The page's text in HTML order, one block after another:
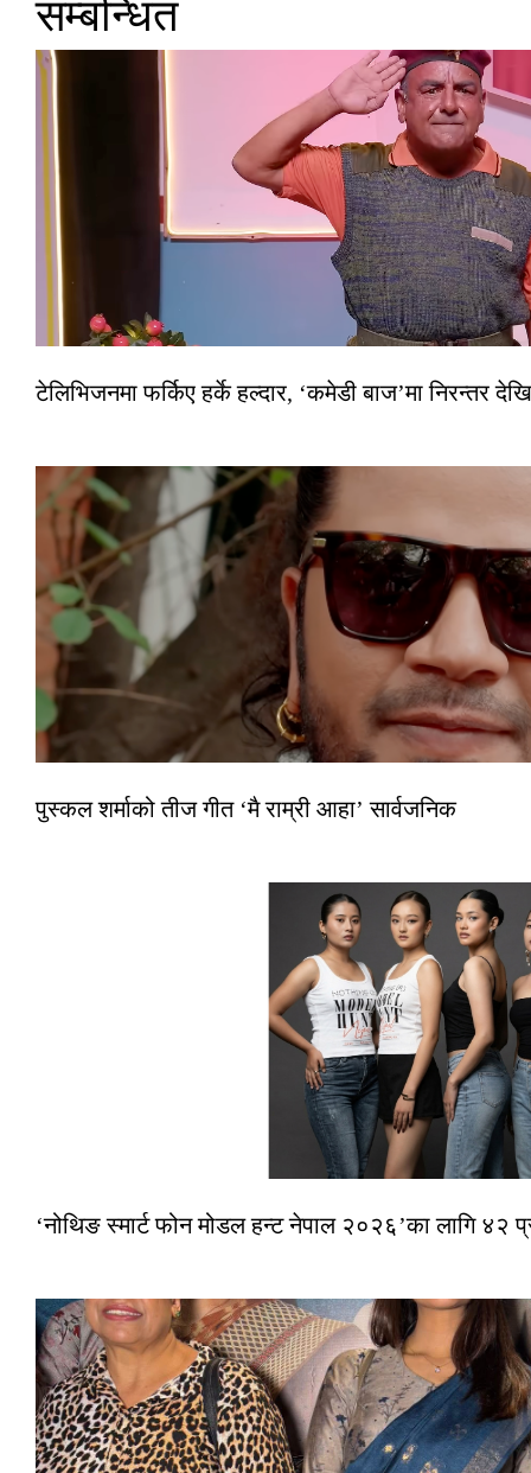
सम्बन्धित
टेलिभिजनमा फर्किए हर्के हल्दार, ‘कमेडी बाज’मा निरन्तर
पुस्कल शर्माको तीज गीत ‘मै राम्री आहा’ सार्वजनिक
‘नोथिङ स्मार्ट फोन मोडल हन्ट नेपाल २०२६’का लागि ४२